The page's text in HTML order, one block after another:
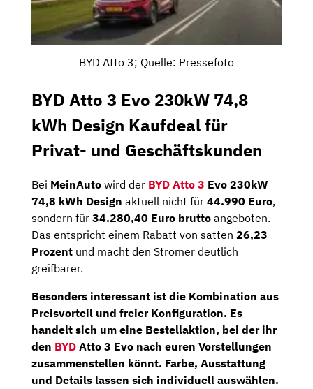
BYD Atto 3; Quelle: Pressefoto
BYD Atto 3 Evo 230kW 74,8
kWh Design Kaufdeal für
Privat- und Geschäftskunden
Bei MeinAuto wird der BYD Atto 3 Evo 230kW
74,8 kWh Design aktuell nicht für 44.990 Euro,
sondern für 34.280,40 Euro brutto angeboten.
Das entspricht einem Rabatt von satten 26,23
Prozent und macht den Stromer deutlich
greifbarer.
Besonders interessant ist die Kombination aus
Preisvorteil und freier Konfiguration. Es
handelt sich um eine Bestellaktion, bei der ihr
den BYD Atto 3 Evo nach euren Vorstellungen
zusammenstellen könnt. Farbe, Ausstattung
und Details lassen sich individuell auswählen.